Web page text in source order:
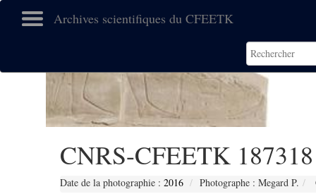
Archives scientifiques du CFEETK
CNRS-CFEETK 187318
Date de la photographie : 2016 Photographe : Megard P.